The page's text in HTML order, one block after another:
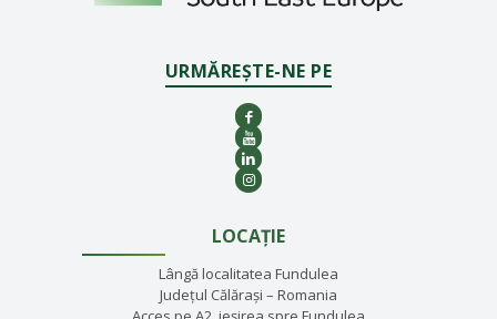
URMĂREȘTE-NE PE
LOCAȚIE
Lângă localitatea Fundulea
Județul Călărași – Romania